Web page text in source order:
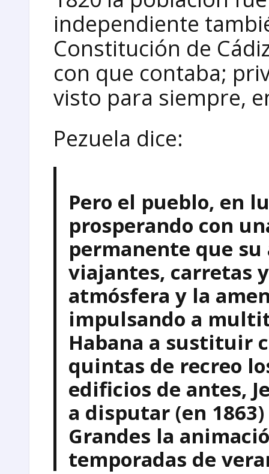
independiente
Constitución de
con que contaba;
visto para siempre,
Pezuela dice:
Pero el pueblo, en
prosperando con
permanente que
viajantes, carretas
atmósfera y la
impulsando a
Habana a sustituir
quintas de recreo
edificios de antes,
a disputar (en
Grandes la
temporadas de